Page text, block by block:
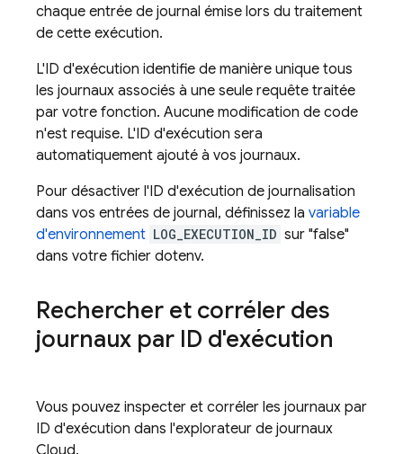
chaque entrée de journal émise lors du traitement
de cette exécution.
L'ID d'exécution identifie de manière unique tous
les journaux associés à une seule requête traitée
par votre fonction. Aucune modification de code
n'est requise. L'ID d'exécution sera
automatiquement ajouté à vos journaux.
Pour désactiver l'ID d'exécution de journalisation
dans vos entrées de journal, définissez la variable
d'environnement LOG_EXECUTION_ID sur "false"
dans votre fichier dotenv.
Rechercher et corréler des
journaux par ID d'exécution
Vous pouvez inspecter et corréler les journaux par
ID d'exécution dans l'explorateur de journaux
Cloud.